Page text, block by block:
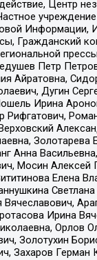
Центр
Информации,
Гражданский
Петр
Айратовна,
Дугин
Ирина
Рифгатович,
Анна
Мосин Алексей
Елена
Ирина
Орлов
Золотухин
Захаров Герман